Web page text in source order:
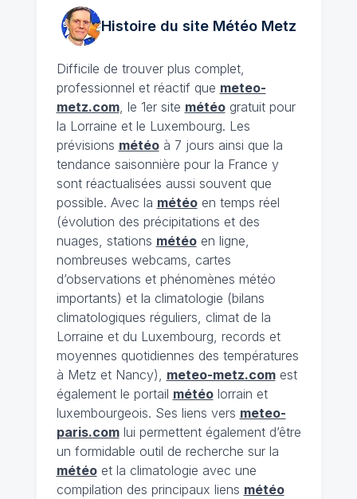
Histoire du site MétéoMetz
Difficile de trouver plus complet,
professionnel et réactif que meteo-
metz.com, le 1er site météogratuit pour
la Lorraine et le Luxembourg. Les
prévisions météoà 7 jours ainsi que la
tendance saisonnière pour la France y
sont réactualisées aussi souvent que
possible. Avec la météoen temps réel
(évolution des précipitations et des
nuages, stations météoen ligne,
nombreuses webcams, cartes
d’observations et phénomènes météo
importants) et la climatologie (bilans
climatologiques réguliers, climat de la
Lorraine et du Luxembourg, records et
moyennes quotidiennes des températures
à Metz et Nancy), meteo-metz.comest
également le portail météolorrain et
luxembourgeois. Ses liens vers meteo-
paris.comlui permettent également d’être
un formidable outil de recherche sur la
météoet la climatologie avec une
compilation des principaux liens météo